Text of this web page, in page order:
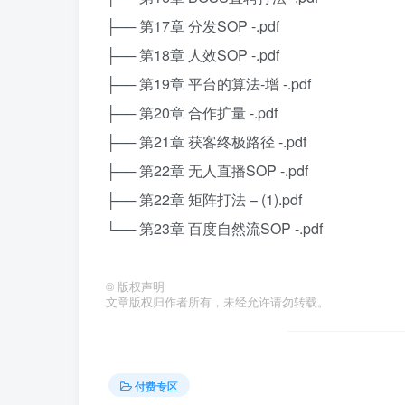
├── 第17章 分发SOP -.pdf
├── 第18章 人效SOP -.pdf
├── 第19章 平台的算法-增 -.pdf
├── 第20章 合作扩量 -.pdf
├── 第21章 获客终极路径 -.pdf
├── 第22章 无人直播SOP -.pdf
├── 第22章 矩阵打法 – (1).pdf
└── 第23章 百度自然流SOP -.pdf
© 版权声明
文章版权归作者所有，未经允许请勿转载。
付费专区